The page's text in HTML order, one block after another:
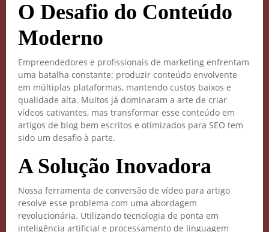
O Desafio do Conteúdo
Moderno
Empreendedores e profissionais de marketing enfrentam
uma batalha constante: produzir conteúdo envolvente
em múltiplas plataformas, mantendo custos baixos e
qualidade alta. Muitos já dominaram a arte de criar
vídeos cativantes, mas transformar esse conteúdo em
artigos de blog bem escritos e otimizados para SEO tem
sido um desafio à parte.
A Solução Inovadora
Nossa ferramenta de conversão de vídeo para artigo
resolve esse problema com uma abordagem
revolucionária. Utilizando tecnologia de ponta em
inteligência artificial e processamento de linguagem